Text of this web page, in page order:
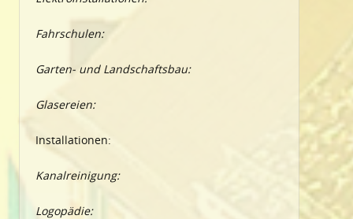
Fahrschulen:
Garten- und Landschaftsbau:
Glasereien:
Installationen:
Kanalreinigung:
Logopädie: